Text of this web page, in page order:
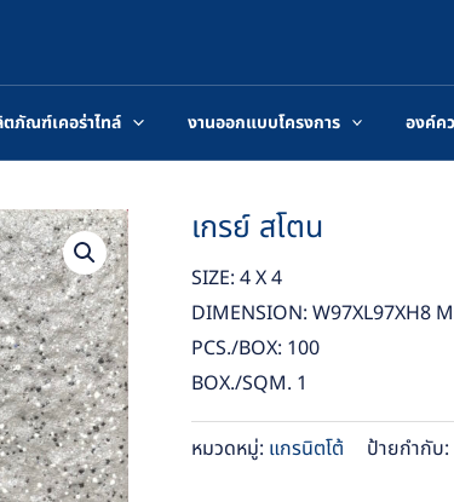
ภัณฑ์เคอร่าไทล์ งานออกแบบโครงการ องค์ค
เกรย์ สโตน
SIZE: 4 X 4
DIMENSION: W97XL97XH8
PCS./BOX: 100
BOX./SQM. 1
หมวดหมู่: แกรนิตโต้ ป้ายกำกับ: